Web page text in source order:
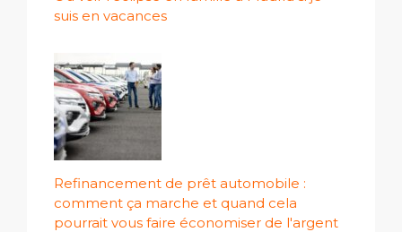
suis en vacances
Refinancement de prêt automobile :
comment ça marche et quand cela
pourrait vous faire économiser de l'argent